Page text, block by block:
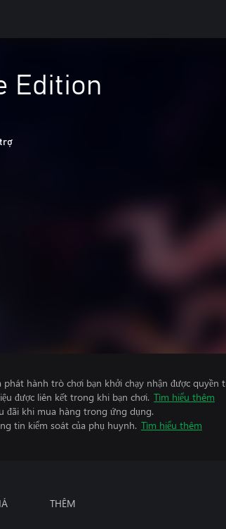
Edition
phát hành trò chơi bạn khởi chạy nhận được
được liên kết trong khi bạn chơi. Tìm hiểu thêm
đãi khi mua hàng trong ứng dụng.
tin kiểm soát của phụ huynh. Tìm hiểu thêm
THÊM